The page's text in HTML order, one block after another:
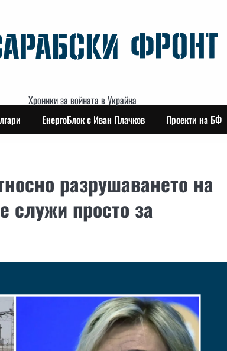
Хроники за войната в Украйна
ЕнергоБлок с Иван Плачков Проекти на БФ
разрушаването на
служи просто за